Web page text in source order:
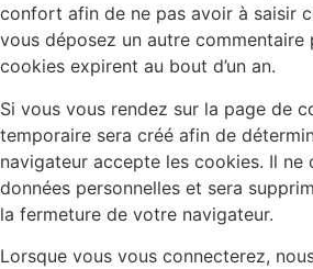
confort afin de ne pas avoir à saisir
vous déposez un autre commentaire
cookies expirent au bout d’un an.
Si vous vous rendez sur la page de
temporaire sera créé afin de
navigateur accepte les cookies. Il ne
données personnelles et sera
la fermeture de votre navigateur.
Lorsque vous vous connecterez,